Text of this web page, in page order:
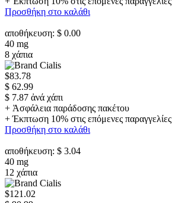
Προσθήκη στο καλάθι
αποθήκευση: $ 0.00
40 mg
8 χάπια
$83.78
$ 62.99
$ 7.87 ἀνά χάπι
+ Ἀσφάλεια παράδοσης πακέτου
+ Έκπτωση 10% στις επόμενες παραγγελίες
Προσθήκη στο καλάθι
αποθήκευση: $ 3.04
40 mg
12 χάπια
$121.02